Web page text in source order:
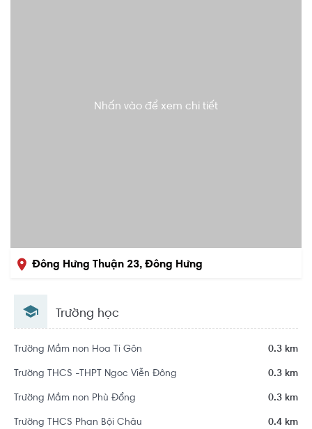
Nhấn vào để xem chi tiết
Đông Hưng Thuận 23, Đông Hưng
Trường học
Trường Mầm non Hoa Ti Gôn 0.3 km
Trường THCS -THPT Ngoc Viễn Đông 0.3 km
Trường Mầm non Phù Đổng 0.3 km
Trường THCS Phan Bội Châu 0.4 km